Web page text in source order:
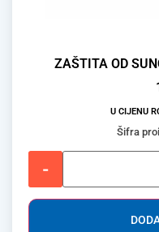
ZAŠTITA OD
U CIJENU
Šifra
-